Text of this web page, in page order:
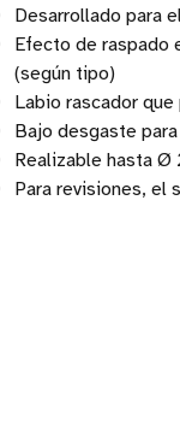
Desarrollado para
Efecto de raspado
(según tipo)
Labio rascador
Bajo desgaste
Realizable hasta Ø
Para revisiones, el